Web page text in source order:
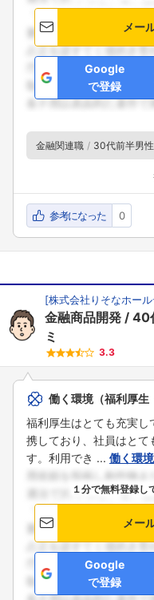
メー
Google
で登録
金融関連職 30代前半男性
参考になった 0
[株式会社りそなホー
金融商品開発 40
ミ
3.3
働く環境（福利厚生
福利厚生はとても充実し
携しており、社員はとて
す。利用でき ... 働く環
１分で無料登録し
メー
Google
で登録